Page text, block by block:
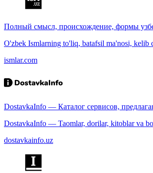
Полный смысл, происхождение, формы
O'zbek Ismlarning to'liq, batafsil ma'nosi,
ismlar.com
DostavkaInfo — Каталог сервисов,
DostavkaInfo — Taomlar, dorilar, kitoblar va
dostavkainfo.uz